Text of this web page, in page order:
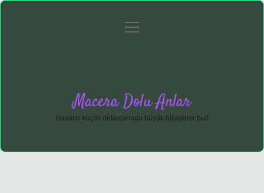
Gizlilik Politikası
menüyü
Macera Dolu Anlar
Hayatın küçük detaylarında büyük hikayeler bul!